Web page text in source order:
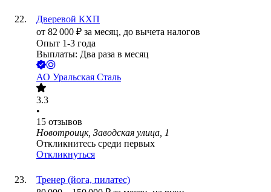
Дверевой КХП
от 82 000 ₽ за месяц, до вычета налогов
Опыт 1-3 года
Выплаты: Два раза в месяц
АО Уральская Сталь
3.3
•
15 отзывов
Новотроицк, Заводская улица, 1
Откликнитесь среди первых
Откликнуться
Тренер (йога, пилатес)